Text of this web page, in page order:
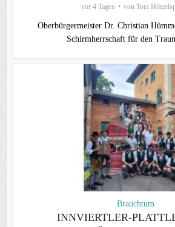
vor 4 Tagen von Toni
Oberbürgermeister Dr. Christian
Schirmherrschaft für den
Brauchtum
INNVIERTLER-